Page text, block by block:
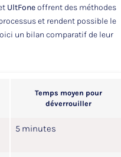
UltFoneoffrent des méthodes
et rendent possible le
un bilan comparatif de leur
Temps moyen pour
déverrouiller
5 minutes